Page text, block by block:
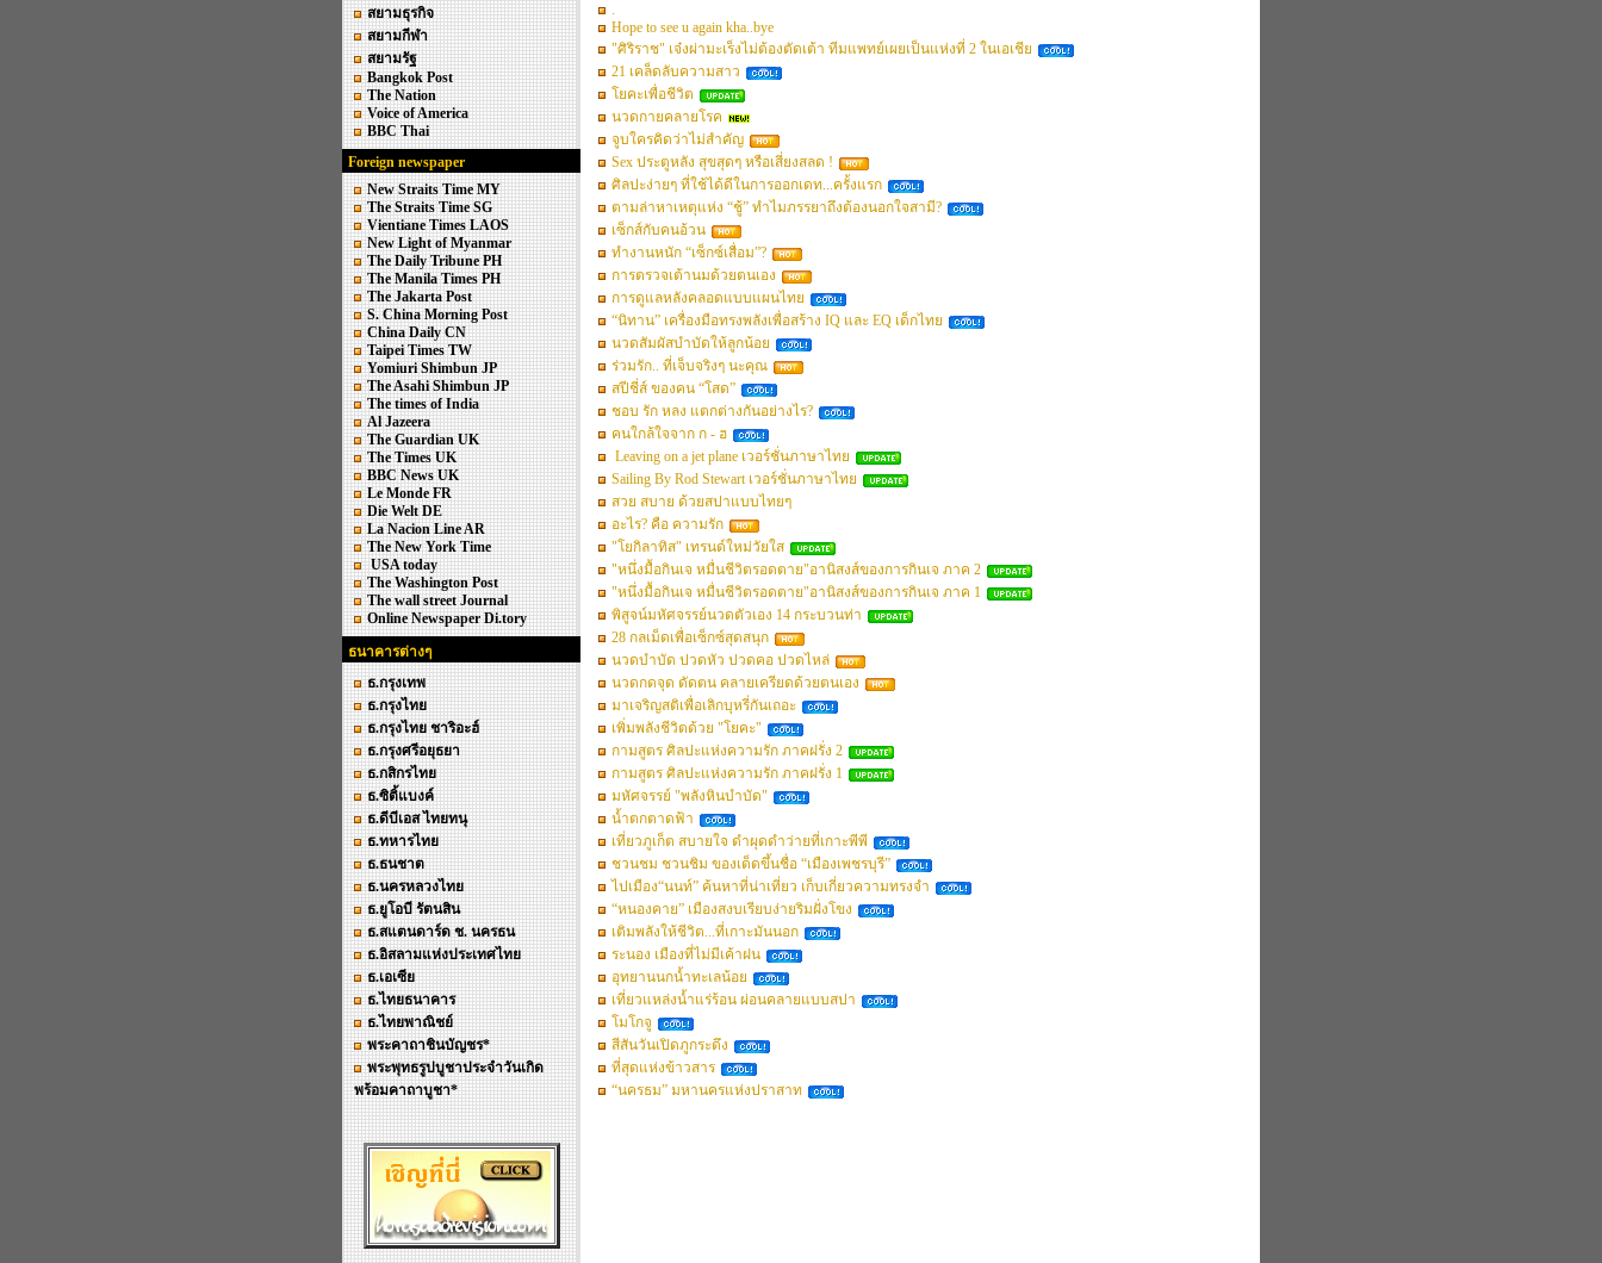
สยามธุรกิจ
สยามกีฬา
สยามรัฐ
Bangkok Post
The Nation
Voice of America
BBC Thai
Foreign newspaper
New Straits Time MY
The Straits Time SG
Vientiane Times LAOS
New Light of Myanmar
The Daily Tribune PH
The Manila Times PH
The Jakarta Post
S. China Morning Post
China Daily CN
Taipei Times TW
Yomiuri Shimbun JP
The Asahi Shimbun JP
The times of India
Al Jazeera
The Guardian UK
The Times UK
BBC News UK
Le Monde FR
Die Welt DE
La Nacion Line AR
The New York Time
USA today
The Washington Post
The wall street Journal
Online Newspaper Di.tory
ธนาคารต่างๆ
ธ.กรุงเทพ
ธ.กรุงไทย
ธ.กรุงไทย ชาริอะฮ์
ธ.กรุงศรีอยุธยา
ธ.กสิกรไทย
ธ.ซิติ้แบงค์
ธ.ดีบีเอส ไทยทนุ
ธ.ทหารไทย
ธ.ธนชาต
ธ.นครหลวงไทย
ธ.ยูโอบี รัตนสิน
ธ.สแตนดาร์ด ช. นครธน
ธ.อิสลามแห่งประเทศไทย
ธ.เอเซีย
ธ.ไทยธนาคาร
ธ.ไทยพาณิชย์
พระคาถาชินบัญชร*
พระพุทธรูปบูชาประจำวันเกิด
พร้อมคาถาบูชา*
.
Hope to see u again kha..bye
"ศิริราช" เจ๋งผ่ามะเร็งไม่ต้องตัดเต้า ทีมแพทย์เผยเป็นแห่งที่ 2 ในเอเชีย
21 เคล็ดลับความสาว
โยคะเพื่อชีวิต
นวดกายคลายโรค
จูบใครคิดว่าไม่สำคัญ
Sex ประตูหลัง สุขสุดๆ หรือเสี่ยงสลด !
ศิลปะง่ายๆ ที่ใช้ได้ดีในการออกเดท...ครั้งแรก
ตามล่าหาเหตุแห่ง “ชู้” ทำไมภรรยาถึงต้องนอกใจสามี?
เซ็กส์กับคนอ้วน
ทำงานหนัก “เซ็กซ์เสื่อม”?
การตรวจเต้านมด้วยตนเอง
การดูแลหลังคลอดแบบแผนไทย
“นิทาน” เครื่องมือทรงพลังเพื่อสร้าง IQ และ EQ เด็กไทย
นวดสัมผัสบำบัดให้ลูกน้อย
ร่วมรัก.. ที่เจ็บจริงๆ นะคุณ
สปีชี่ส์ ของคน “โสด”
ชอบ รัก หลง แตกต่างกันอย่างไร?
คนใกล้ใจจาก ก - ฮ
Leaving on a jet plane เวอร์ชั่นภาษาไทย
Sailing By Rod Stewart เวอร์ชั่นภาษาไทย
สวย สบาย ด้วยสปาแบบไทยๆ
อะไร? คือ ความรัก
"โยกิลาทิส" เทรนด์ใหม่วัยใส
"หนึ่งมื้อกินเจ หมื่นชีวิตรอดตาย"อานิสงส์ของการกินเจ ภาค 2
"หนึ่งมื้อกินเจ หมื่นชีวิตรอดตาย"อานิสงส์ของการกินเจ ภาค 1
พิสูจน์มหัศจรรย์นวดตัวเอง 14 กระบวนท่า
28 กลเม็ดเพื่อเซ็กซ์สุดสนุก
นวดบำบัด ปวดหัว ปวดคอ ปวดไหล่
นวดกดจุด ดัดตน คลายเครียดด้วยตนเอง
มาเจริญสติเพื่อเลิกบุหรี่กันเถอะ
เพิ่มพลังชีวิตด้วย "โยคะ"
กามสูตร ศิลปะแห่งความรัก ภาคฝรั่ง 2
กามสูตร ศิลปะแห่งความรัก ภาคฝรั่ง 1
มหัศจรรย์ "พลังหินบำบัด"
น้ำตกตาดฟ้า
เที่ยวภูเก็ต สบายใจ ดำผุดดำว่ายที่เกาะพีพี
ชวนชม ชวนชิม ของเด็ดขึ้นชื่อ “เมืองเพชรบุรี”
ไปเมือง“นนท์” ค้นหาที่น่าเที่ยว เก็บเกี่ยวความทรงจำ
“หนองคาย” เมืองสงบเรียบง่ายริมฝั่งโขง
เติมพลังให้ชีวิต...ที่เกาะมันนอก
ระนอง เมืองที่ไม่มีเค้าฝน
อุทยานนกน้ำทะเลน้อย
เที่ยวแหล่งน้ำแร่ร้อน ผ่อนคลายแบบสปา
โมโกจู
สีสันวันเปิดภูกระดึง
ที่สุดแห่งข้าวสาร
“นครธม” มหานครแห่งปราสาท